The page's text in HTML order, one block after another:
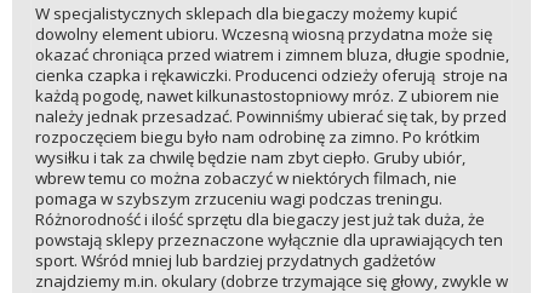
W specjalistycznych sklepach dla biegaczy możemy kupić
dowolny element ubioru. Wczesną wiosną przydatna może się
okazać chroniąca przed wiatrem i zimnem bluza, długie spodnie,
cienka czapka i rękawiczki. Producenci odzieży oferują stroje na
każdą pogodę, nawet kilkunastostopniowy mróz. Z ubiorem nie
należy jednak przesadzać. Powinniśmy ubierać się tak, by przed
rozpoczęciem biegu było nam odrobinę za zimno. Po krótkim
wysiłku i tak za chwilę będzie nam zbyt ciepło. Gruby ubiór,
wbrew temu co można zobaczyć w niektórych filmach, nie
pomaga w szybszym zrzuceniu wagi podczas treningu.
Różnorodność i ilość sprzętu dla biegaczy jest już tak duża, że
powstają sklepy przeznaczone wyłącznie dla uprawiających ten
sport. Wśród mniej lub bardziej przydatnych gadżetów
znajdziemy m.in. okulary (dobrze trzymające się głowy, zwykle w